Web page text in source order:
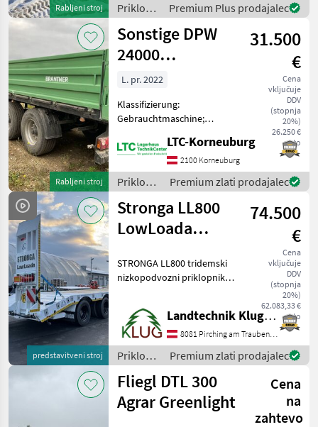
Rabljeni stroj
Priklopniki
/ Fliegl
Premium Plus prodajalec
Rabljeni stroj
Sonstige DPW
24000
Plattformwagen
31.500
€
Cena
vključuje
DDV
(stopnja
20%)
26.250 €
neto
L. pr. 2022
Klassifizierung:
Gebrauchtmaschine;
Vorbesitzer: 1; Weitere
Maschinenmerkmale:
Privatverkauf 0664 3912976
Priklopniki Nizkopodni
priklo
LTC-Korneuburg
2100 Korneuburg
Priklopniki
/
Sonstige
Premium zlati prodajalec
predstavitveni stroj
Stronga LL800
LowLoada
74.500
€
Cena
vključuje
DDV
(stopnja
20%)
62.083,33 €
neto
STRONGA LL800 tridemski
nizkopodvozni priklopnik v
izvedbi PROFI z naslednjo
opremo: - Skupna masa
31.000 kg (možnih 34 to) -
Lastna masa pribl
Landtechnik Klug e. U.
8081 Pirching am Traubenberg
Priklopniki
/
Stronga
Premium zlati prodajalec
Fliegl DTL 300
Agrar Greenlight
Cena
na
zahtevo